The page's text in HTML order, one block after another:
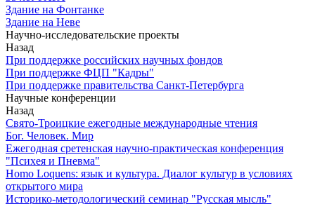
Здание на Фонтанке
Здание на Неве
Научно-исследовательские проекты
Назад
При поддержке российских научных фондов
При поддержке ФЦП "Кадры"
При поддержке правительства Санкт-Петербурга
Научные конференции
Назад
Свято-Троицкие ежегодные международные чтения
Бог. Человек. Мир
Ежегодная сретенская научно-практическая конференция
"Психея и Пневма"
Homo Loquens: язык и культура. Диалог культур в условиях
открытого мира
Историко-методологический семинар "Русская мысль"